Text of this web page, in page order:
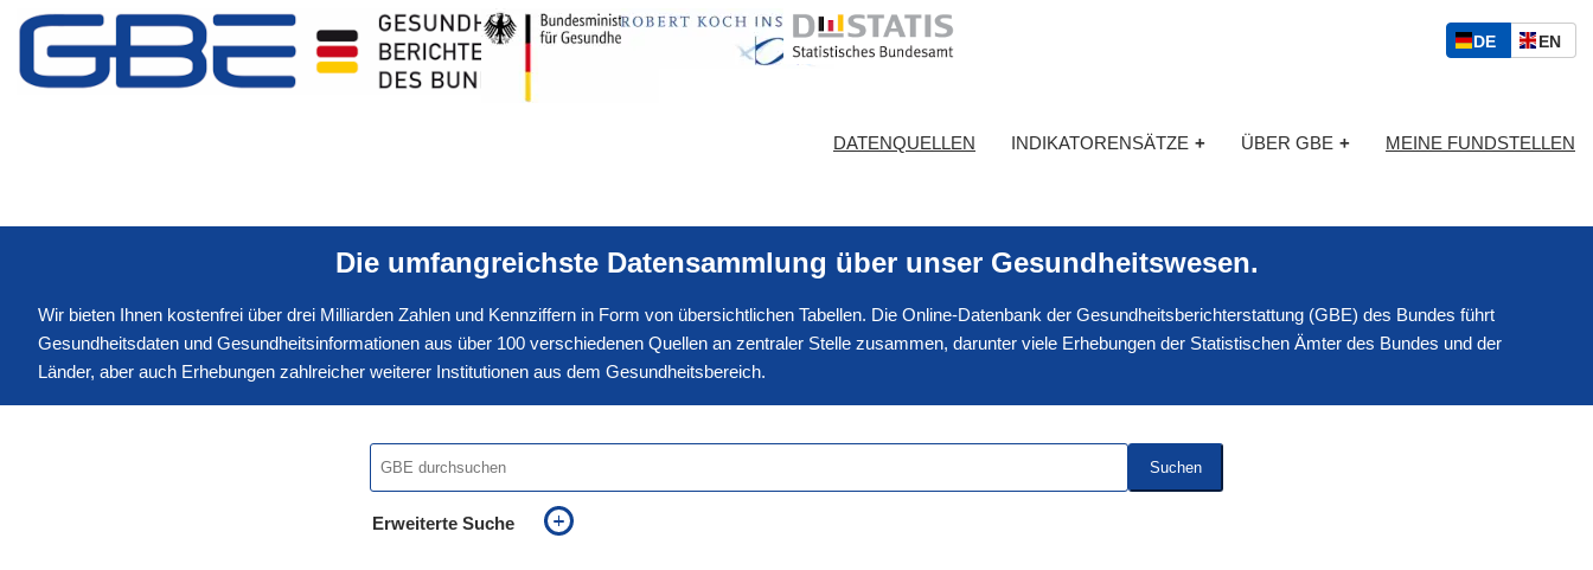
S
p
c
h
l
DED
S
ENE
I
H
DATENQUELLEN INDIKATORENSÄTZE + ÜBER GBE + MEINE FUNDSTELLEN
Die umfangreichste Datensammlung über unser Gesundheitswesen.
Wir bieten Ihnen kostenfrei über drei Milliarden Zahlen und Kennziffern in Form von übersichtlichen Tabellen. Die Online-Datenbank der Gesundheitsberichterstattung (GBE) des Bundes führt
Gesundheitsdaten und Gesundheitsinformationen aus über 100 verschiedenen Quellen an zentraler Stelle zusammen, darunter viele Erhebungen der Statistischen Ämter des Bundes und der
Länder, aber auch Erhebungen zahlreicher weiterer Institutionen aus dem Gesundheitsbereich.
Suchen
Erweiterte Suche